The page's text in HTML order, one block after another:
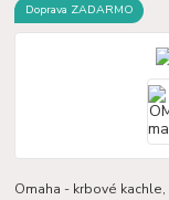
Doprava ZADARMO
Omaha - krbové